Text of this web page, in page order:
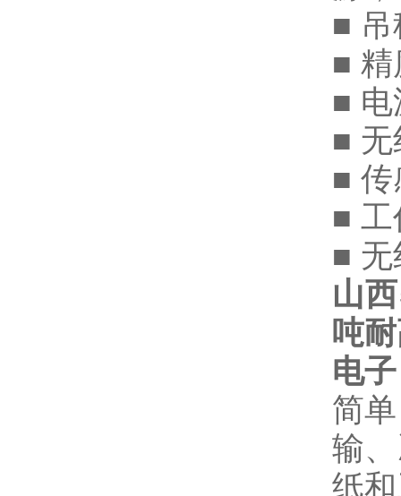
■ 吊
■
■ 电
■ 无
■ 传
■
■ 无
山
吨
电
简
输
纸